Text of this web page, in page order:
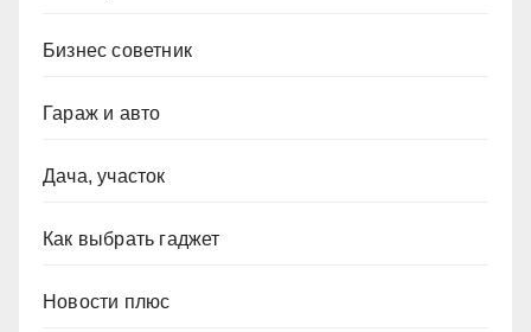
Бизнес советник
Гараж и авто
Дача, участок
Как выбрать гаджет
Новости плюс